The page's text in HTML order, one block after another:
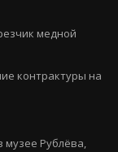
медной
контрактуры на
музее Рублёва,